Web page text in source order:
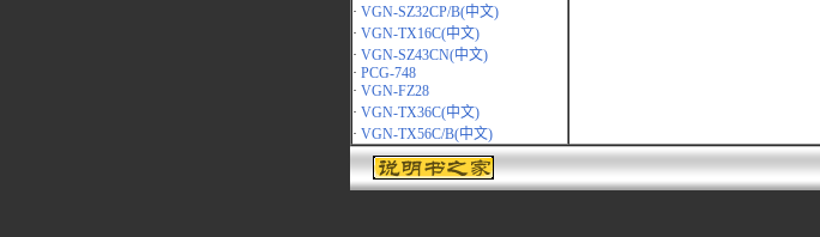
· VGN-SZ32CP/B(中文)
· VGN-TX16C(中文)
· VGN-SZ43CN(中文)
· PCG-748
· VGN-FZ28
· VGN-TX36C(中文)
· VGN-TX56C/B(中文)